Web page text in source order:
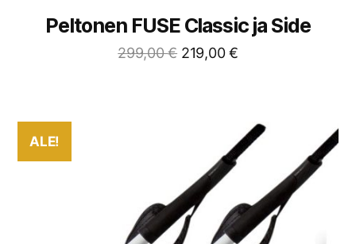
Peltonen FUSE Classic ja Side
299,00€ 219,00€
ALE!